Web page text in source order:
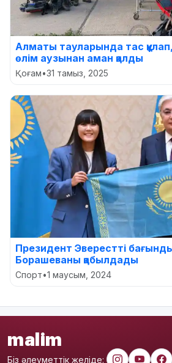
Алматы тауларында тас
өлім аузынан аман қалды
Қоғам•31 тамыз, 2025
Президент Эверестті
Борашеваны қабылдады
Спорт•1 маусым, 2024
malim
Біз әлеуметтік желіде: